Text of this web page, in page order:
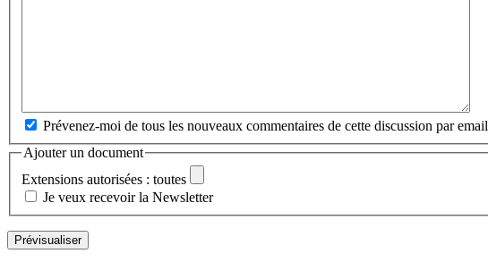
Prévenez-moi de tous les nouveaux commentaires de cette discussion par email
Ajouter un document
Extensions autorisées : toutes
Je veux recevoir la Newsletter